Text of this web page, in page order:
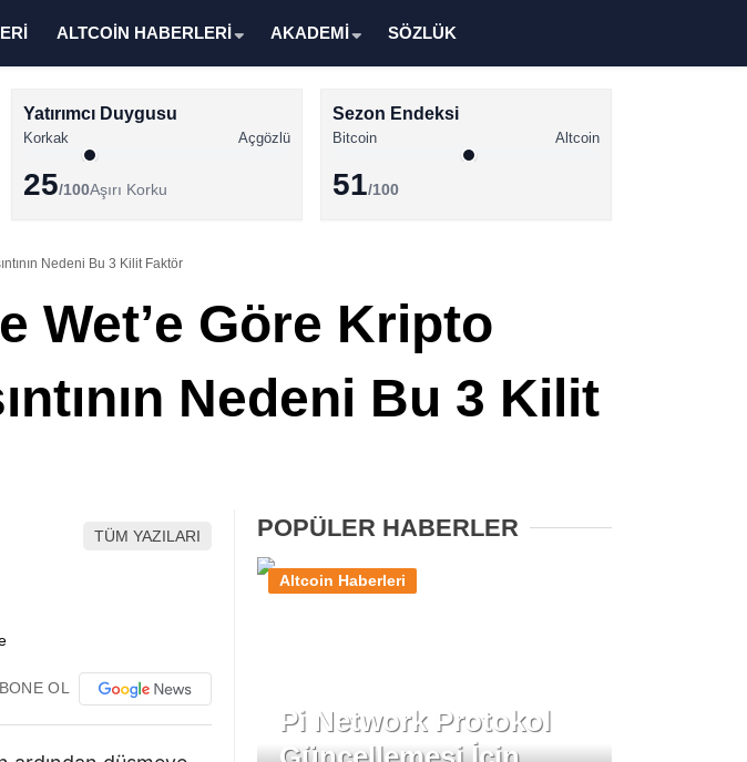
Solana Haberleri
Stablecoin Haberleri
ALTCOİN HABERLERİ AKADEMİ SÖZLÜK
Yatırımcı Duygusu
Korkak Açgözlü
25/100Aşırı Korku
Sezon Endeksi
Bitcoin Altcoin
51/100
Nedeni Bu 3 Kilit Faktör
Wet’e Göre Kripto
Nedeni Bu 3 Kilit
TÜM YAZILARI
OL
POPÜLER HABERLER
Pi Network Protokol
Altcoin Haberleri